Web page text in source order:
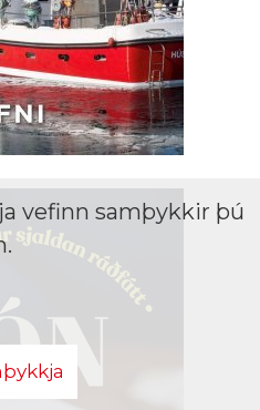
vefinn samþykkir þú